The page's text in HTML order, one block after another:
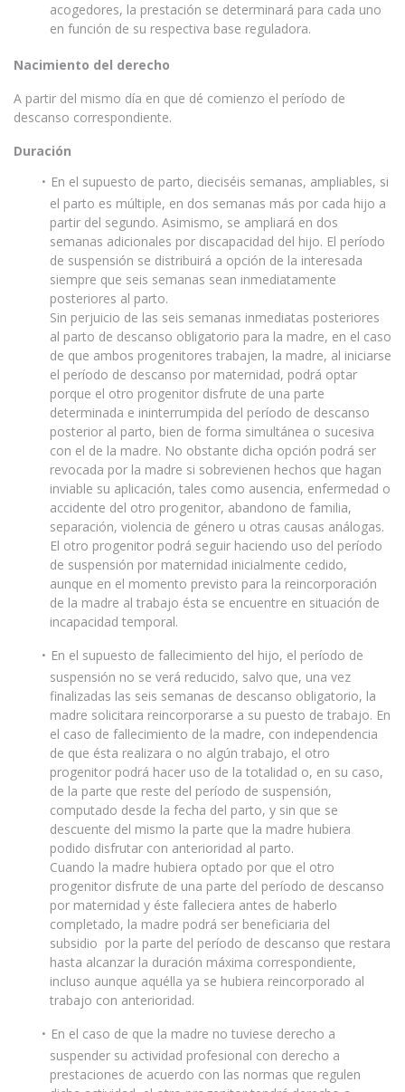
acogedores, la prestación se determinará para cada uno
en función de su respectiva base reguladora.
Nacimiento del derecho
A partir del mismo día en que dé comienzo el período de
descanso correspondiente.
Duración
En el supuesto de parto, dieciséis semanas, ampliables, si
el parto es múltiple, en dos semanas más por cada hijo a
partir del segundo. Asimismo, se ampliará en dos
semanas adicionales por discapacidad del hijo. El período
de suspensión se distribuirá a opción de la interesada
siempre que seis semanas sean inmediatamente
posteriores al parto.
Sin perjuicio de las seis semanas inmediatas posteriores
al parto de descanso obligatorio para la madre, en el caso
de que ambos progenitores trabajen, la madre, al iniciarse
el período de descanso por maternidad, podrá optar
porque el otro progenitor disfrute de una parte
determinada e ininterrumpida del período de descanso
posterior al parto, bien de forma simultánea o sucesiva
con el de la madre. No obstante dicha opción podrá ser
revocada por la madre si sobrevienen hechos que hagan
inviable su aplicación, tales como ausencia, enfermedad o
accidente del otro progenitor, abandono de familia,
separación, violencia de género u otras causas análogas.
El otro progenitor podrá seguir haciendo uso del período
de suspensión por maternidad inicialmente cedido,
aunque en el momento previsto para la reincorporación
de la madre al trabajo ésta se encuentre en situación de
incapacidad temporal.
En el supuesto de fallecimiento del hijo, el período de
suspensión no se verá reducido, salvo que, una vez
finalizadas las seis semanas de descanso obligatorio, la
madre solicitara reincorporarse a su puesto de trabajo. En
el caso de fallecimiento de la madre, con independencia
de que ésta realizara o no algún trabajo, el otro
progenitor podrá hacer uso de la totalidad o, en su caso,
de la parte que reste del período de suspensión,
computado desde la fecha del parto, y sin que se
descuente del mismo la parte que la madre hubiera
podido disfrutar con anterioridad al parto.
Cuando la madre hubiera optado por que el otro
progenitor disfrute de una parte del período de descanso
por maternidad y éste falleciera antes de haberlo
completado, la madre podrá ser beneficiaria del
subsidio por la parte del período de descanso que restara
hasta alcanzar la duración máxima correspondiente,
incluso aunque aquélla ya se hubiera reincorporado al
trabajo con anterioridad.
En el caso de que la madre no tuviese derecho a
suspender su actividad profesional con derecho a
prestaciones de acuerdo con las normas que regulen